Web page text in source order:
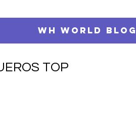
WH WORLD BLOG
TOP